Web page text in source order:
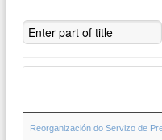
Enter part of title
Reorganización do Servizo de